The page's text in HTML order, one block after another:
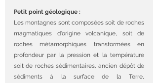
Petit point géologique :
Les montagnes sont composées soit de roches
magmatiques d'origine volcanique, soit de
roches métamorphiques transformées en
profondeur par la pression et la température
soit de roches sédimentaires, ancien dépôt de
sédiments à la surface de la Terre,